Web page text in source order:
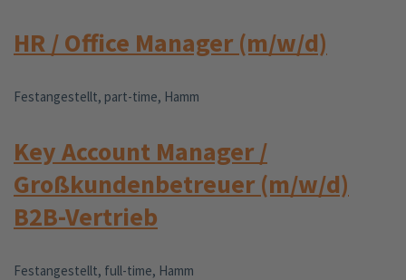
HR / Office Manager (m/w/d)
Festangestellt, part-time, Hamm
Key Account Manager /
Großkundenbetreuer (m/w/d)
B2B-Vertrieb
Festangestellt, full-time, Hamm